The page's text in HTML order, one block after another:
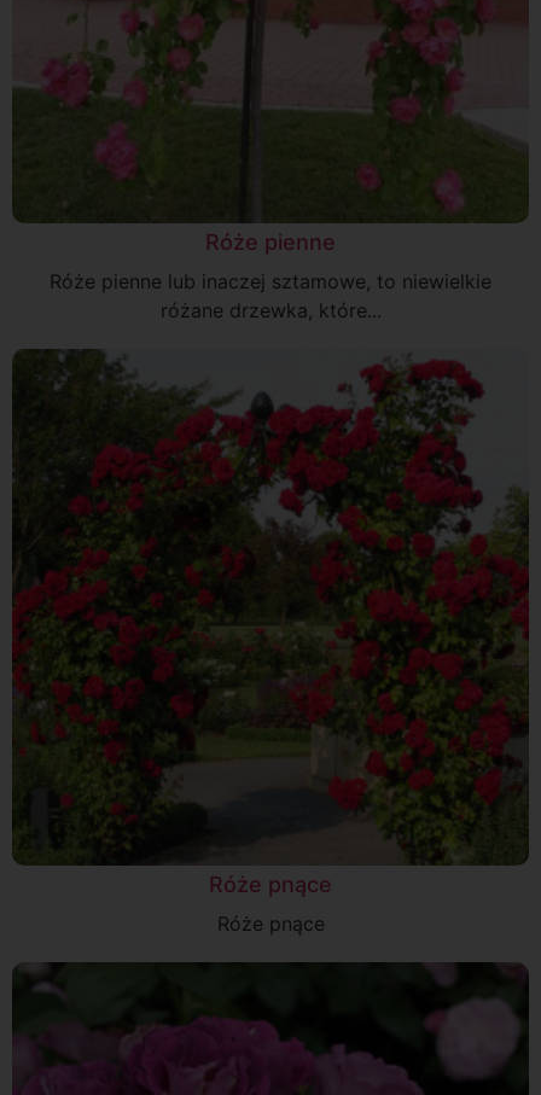
Róże pienne
Róże pienne lub inaczej sztamowe, to niewielkie
różane drzewka, które...
Róże pnące
Róże pnące